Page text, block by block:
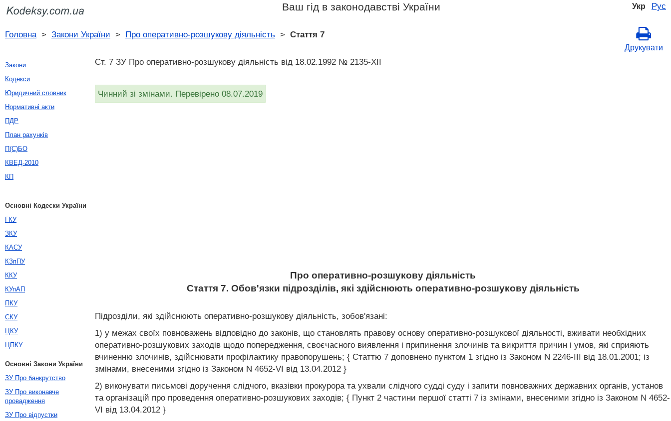
Укр Рус
Ваш гід в законодавстві України
Головна> Закони України > Про оперативно-розшукову діяльність > Стаття 7
Друкувати
Ст. 7 ЗУ Про оперативно-розшукову діяльність вiд 18.02.1992 № 2135-XII
Чинний зі змінами. Перевірено 08.07.2019
Про оперативно-розшукову діяльність
Стаття 7. Обов'язки підрозділів, які здійснюють оперативно-розшукову діяльність
Підрозділи, які здійснюють оперативно-розшукову діяльність, зобов'язані:
1) у межах своїх повноважень відповідно до законів, що становлять правову основу оперативно-розшукової діяльності, вживати необхідних
оперативно-розшукових заходів щодо попередження, своєчасного виявлення і припинення злочинів та викриття причин і умов, які сприяють
вчиненню злочинів, здійснювати профілактику правопорушень; { Статтю 7 доповнено пунктом 1 згідно із Законом N 2246-III від 18.01.2001; із
змінами, внесеними згідно із Законом N 4652-VI від 13.04.2012 }
2) виконувати письмові доручення слідчого, вказівки прокурора та ухвали слідчого судді суду і запити повноважних державних органів, установ
та організацій про проведення оперативно-розшукових заходів; { Пункт 2 частини першої статті 7 із змінами, внесеними згідно із Законом N 4652-
VI від 13.04.2012 }
Закони
Кодекси
Юридичний словник
Нормативні акти
ПДР
План рахунків
П(С)БО
КВЕД-2010
КП
Основні Кодески України
ГКУ
ЗКУ
КАСУ
КЗпПУ
ККУ
КУпАП
ПКУ
СКУ
ЦКУ
ЦПКУ
Основні Закони України
ЗУ Про банкрутство
ЗУ Про виконавче
провадження
ЗУ Про відпустки